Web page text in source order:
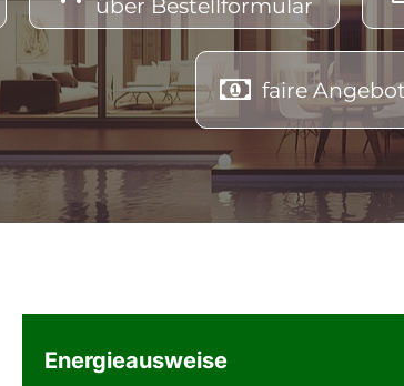
gesetz österreich, energieausweis gesetzliche grundlage, energieausweis hwb,
energieausweis kennzahlen, energieausweis kosten berechnen, energieausweis lesen,
nichtwohngebäude, energieausweis neu, energieausweis neubau werte,
energieausweis u wert, energieausweis umbau, energieausweis vorlage gesetz,
energieausweis wo beantragen, energieausweis Altmünster, energieausweis Bad
Energieberatung, energieberatung oö, energieberatung erlangen,
nähe, energieberater oberösterreich, energieberater erlangen, energieberater
über Bestellformular
 faire
Energieausweise